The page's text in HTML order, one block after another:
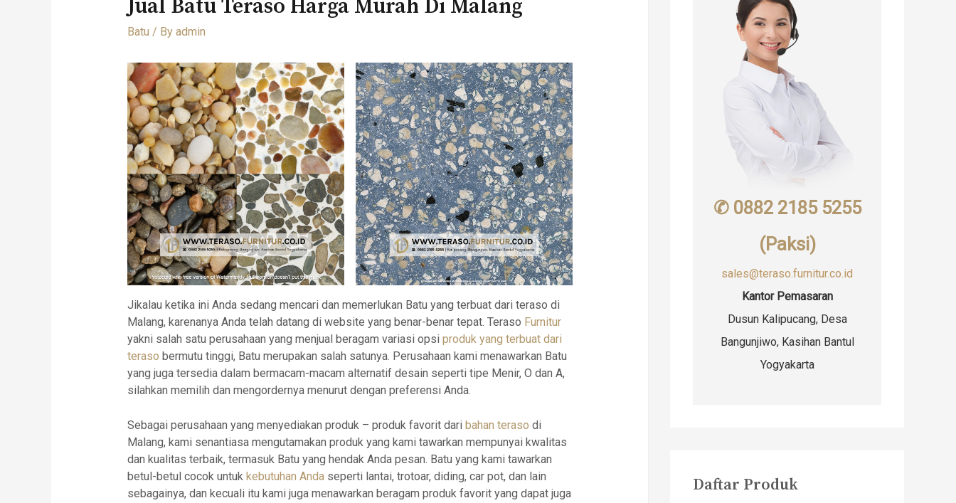
Jual Batu Teraso Harga Murah Di Malang
Batu / By admin
Jikalau ketika ini Anda sedang mencari dan memerlukan Batu yang terbuat dari teraso di
Malang, karenanya Anda telah datang di website yang benar-benar tepat. Teraso Furnitur
yakni salah satu perusahaan yang menjual beragam variasi opsi produk yang terbuat dari
teraso bermutu tinggi, Batu merupakan salah satunya. Perusahaan kami menawarkan Batu
yang juga tersedia dalam bermacam-macam alternatif desain seperti tipe Menir, O dan A,
silahkan memilih dan mengordernya menurut dengan preferensi Anda.
Sebagai perusahaan yang menyediakan produk – produk favorit dari bahan teraso di
Malang, kami senantiasa mengutamakan produk yang kami tawarkan mempunyai kwalitas
dan kualitas terbaik, termasuk Batu yang hendak Anda pesan. Batu yang kami tawarkan
betul-betul cocok untuk kebutuhan Andaseperti lantai, trotoar, diding, car pot, dan lain
sebagainya, dan kecuali itu kami juga menawarkan beragam produk favorit yang dapat juga
✆ 0882 2185 5255
(Paksi)
sales@teraso.furnitur.co.id
Kantor Pemasaran
Dusun Kalipucang, Desa
Bangunjiwo, Kasihan Bantul
Yogyakarta
Daftar Produk